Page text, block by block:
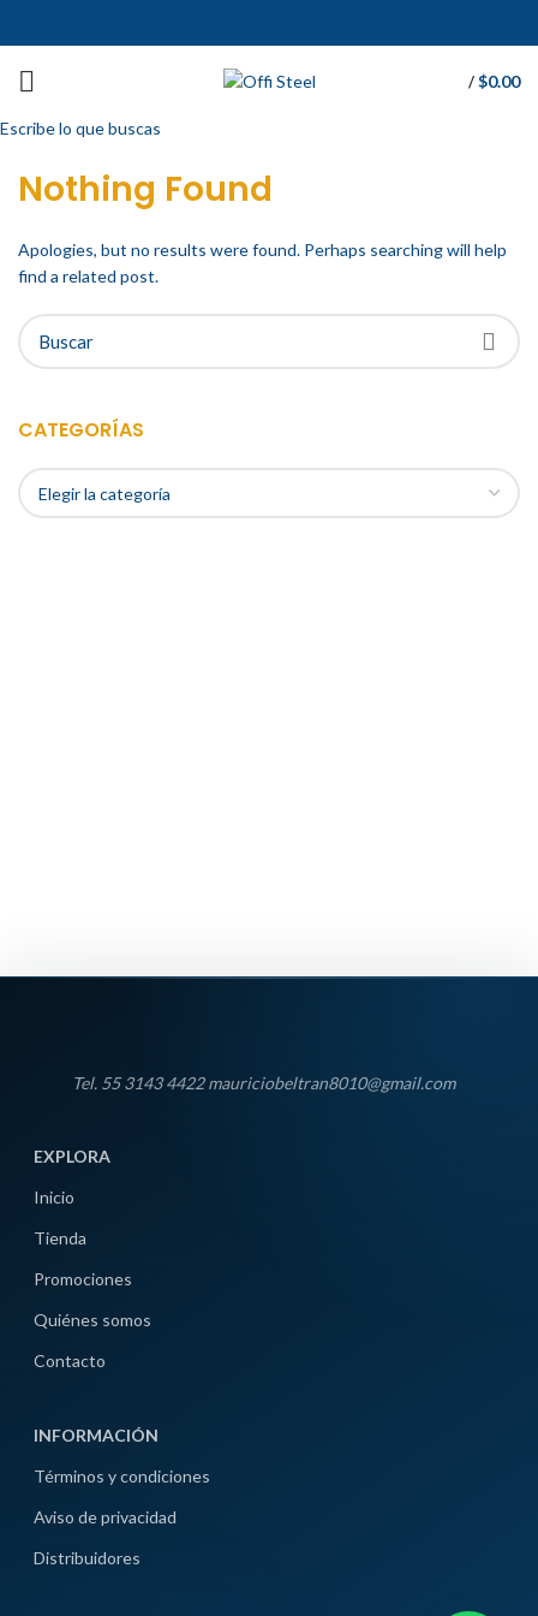
/$0.00
Nothing Found
Apologies, but no results were found. Perhaps searching will help
find a related post.
CATEGORÍAS
Tel. 55 3143 4422 mauriciobeltran8010@gmail.com
EXPLORA
Inicio
Tienda
Promociones
Quiénes somos
Contacto
INFORMACIÓN
Términos y condiciones
Aviso de privacidad
Distribuidores
Escribe lo que buscas